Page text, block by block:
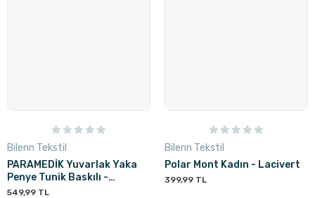
Bilenn Tekstil
PARAMEDİK Yuvarlak Yaka
Penye Tunik Baskılı -
Lacivert
549,99 TL
Bilenn Tekstil
Polar Mont Kadın - Lacivert
399,99 TL